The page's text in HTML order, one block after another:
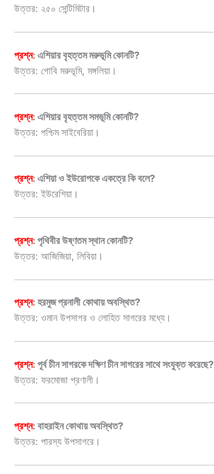
উত্তর: ২৫০ সেন্টিমিটার।
প্রশ্ন: এশিয়ার বৃহত্তম মরুভূমি কোনটি?
উত্তর: গোবি মরুভূমি, মঙ্গলিয়া।
প্রশ্ন: এশিয়ার বৃহত্তম সমভূমি কোনটি?
উত্তর: পশ্চিম সাইবেরিয়া।
প্রশ্ন: এশিয়া ও ইউরোপকে একত্রে কি বলে?
উত্তর: ইউরেশিয়া।
প্রশ্ন: পৃথিবীর উষ্ণতম স্থান কোনটি?
উত্তর: আজিজিয়া, লিবিয়া।
প্রশ্ন: হরমুজ প্রনালী কোথায় অবস্থিত?
উত্তর: ওমান উপসাগর ও লোহিত সাগরের মধ্যে।
প্রশ্ন: পূর্ব চীন সাগরকে দক্ষিণ চীন সাগরের সাথে সংযুক্ত করেছে?
উত্তর: ফরমোজা প্রণালী।
প্রশ্ন: বাহরাইন কোথায় অবস্থিত?
উত্তর: পারস্য উপসাগরে।